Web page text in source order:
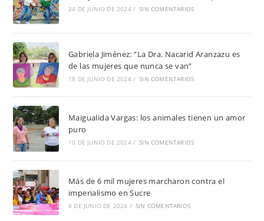
24 DE JUNIO DE 2024 / SIN COMENTARIOS
Gabriela Jiménez: “La Dra. Nacarid Aranzazu es
de las mujeres que nunca se van”
18 DE JUNIO DE 2024 / SIN COMENTARIOS
Maigualida Vargas: los animales tienen un amor
puro
10 DE JUNIO DE 2024 / SIN COMENTARIOS
Más de 6 mil mujeres marcharon contra el
imperialismo en Sucre
8 DE JUNIO DE 2024 / SIN COMENTARIOS